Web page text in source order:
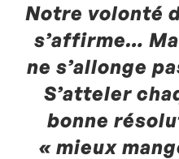
Posté à 11:44hin-
Mariotte
1
Notre volonté
s’affirme…
ne s’allonge
S’atteler
bonne
« mieux